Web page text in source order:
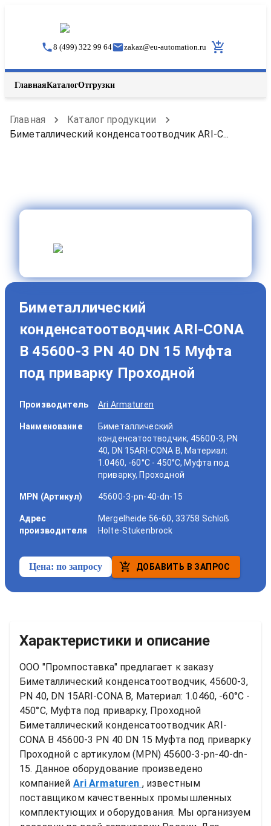
8 (499) 322 99 64 zakaz@eu-automation.ru
ГлавнаяКаталогОтгрузки
Главная
Каталог продукции
Биметаллический конденсатоотводчик ARI-C...
Биметаллический
конденсатоотводчик ARI-CONA
B 45600-3 PN 40 DN 15 Муфта
под приварку Проходной
Производитель Ari Armaturen
Наименование
Биметаллический
конденсатоотводчик, 45600-3, PN
40, DN 15ARI-CONA B, Материал:
1.0460, -60°C - 450°C, Муфта под
приварку, Проходной
MPN (Артикул) 45600-3-pn-40-dn-15
Адрес
производителя
Mergelheide 56-60, 33758 Schloß
Holte-Stukenbrock
Цена: по запросу ДОБАВИТЬ В ЗАПРОС
Характеристики и описание
ООО "Промпоставка" предлагает к заказу
Биметаллический конденсатоотводчик, 45600-3,
PN 40, DN 15ARI-CONA B, Материал: 1.0460, -60°C -
450°C, Муфта под приварку, Проходной
Биметаллический конденсатоотводчик ARI-
CONA B 45600-3 PN 40 DN 15 Муфта под приварку
Проходной с артикулом (MPN) 45600-3-pn-40-dn-
15. Данное оборудование произведено
компанией Ari Armaturen , известным
поставщиком качественных промышленных
комплектующих и оборудования. Мы организуем